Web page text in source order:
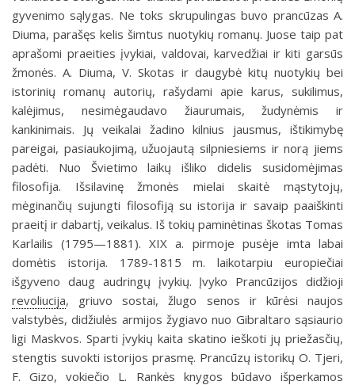
gyvenimo sąlygas. Ne toks skrupulingas buvo prancūzas A.
Diuma, parašęs kelis šimtus nuotykių romanų. Juose taip pat
aprašomi praeities įvykiai, valdovai, karvedžiai ir kiti garsūs
žmonės. A. Diuma, V. Skotas ir daugybė kitų nuotykių bei
istorinių romanų autorių, rašydami apie karus, sukilimus,
kalėjimus, nesimėgaudavo žiaurumais, žudynėmis ir
kankinimais. Jų veikalai žadino kilnius jausmus, ištikimybę
pareigai, pasiaukojimą, užuojautą silpniesiems ir norą jiems
padėti. Nuo Švietimo laikų išliko didelis susidomėjimas
filosofija. Išsilavinę žmonės mielai skaitė mąstytojų,
mėginančių sujungti filosofiją su istorija ir savaip paaiškinti
praeitį ir dabartį, veikalus. Iš tokių paminėtinas škotas Tomas
Karlailis (1795—1881). XIX a. pirmoje pusėje imta labai
domėtis istorija. 1789-1815 m. laikotarpiu europiečiai
išgyveno daug audringų įvykių. Įvyko Prancūzijos didžioji
revoliucija, griuvo sostai, žlugo senos ir kūrėsi naujos
valstybės, didžiulės armijos žygiavo nuo Gibraltaro sąsiaurio
ligi Maskvos. Sparti įvykių kaita skatino ieškoti jų priežasčių,
stengtis suvokti istorijos prasmę. Prancūzų istorikų O. Tjeri,
F. Gizo, vokiečio L. Rankės knygos būdavo išperkamos